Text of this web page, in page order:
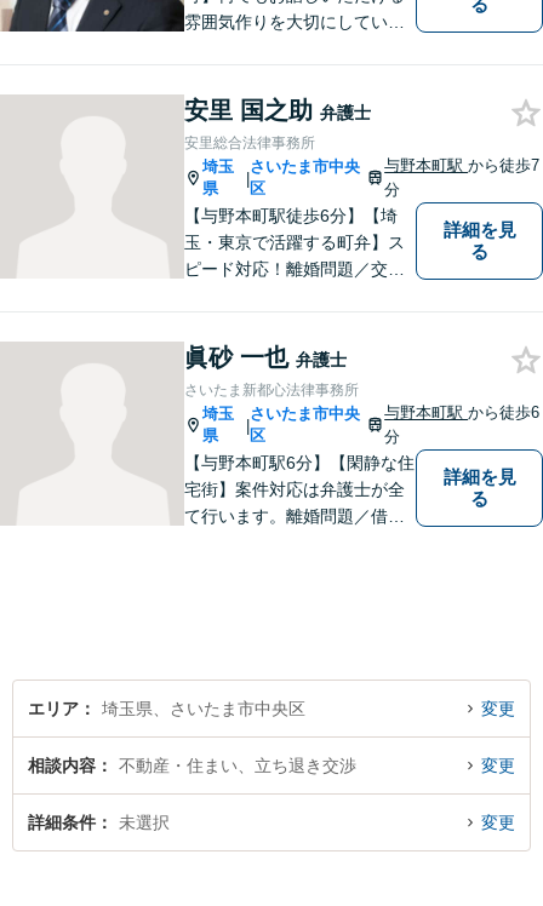
雰囲気作りを大切にしていま
をお聞きになってからの判断
で構いませんので、トラブル
でお困りの方は一人で悩ま
ず、一度お気軽にご相談下さ
い。
る
安里 国之助 弁護士
安里総合法律事務所
埼玉
県
|
さいたま市中央
区
与野本町駅から徒歩7
分
【与野本町駅徒歩6分】【埼
玉・東京で活躍する町弁】ス
ピード対応！離婚問題／交通
気軽にご相談ください！皆様
が平穏な日々を取り戻せるよ
う、尽力してまいります。
【土日祝・夜間対応◎】
詳細を見
る
眞砂 一也 弁護士
さいたま新都心法律事務所
埼玉
県
|
さいたま市中央
区
与野本町駅から徒歩6
分
【与野本町駅6分】【閑静な住
宅街】案件対応は弁護士が全
て行います。離婚問題／借
以上】【初回相談30分無料】
詳細を見
る
エリア 埼玉県、さいたま市中央区 変更
相談内容 不動産・住まい、立ち退き交渉 変更
詳細条件 未選択 変更